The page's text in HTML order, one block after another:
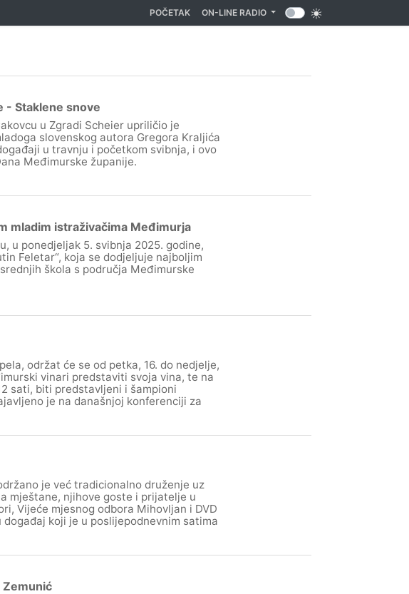
POČETAK(CURRENT)
ON-LINE RADIO
- Staklene snove
u Zgradi Scheier upriličio je
slovenskog autora Gregora Kraljića
u travnju i početkom svibnja, i ovo
Međimurske županije.
mladim istraživačima Međimurja
u ponedjeljak 5. svibnja 2025. godine,
Feletar“, koja se dodjeljuje najboljim
škola s područja Međimurske
održat će se od petka, 16. do nedjelje,
vinari predstaviti svoja vina, te na
sati, biti predstavljeni i šampioni
je na današnjoj konferenciji za
je već tradicionalno druženje uz
mještane, njihove goste i prijatelje u
Vijeće mjesnog odbora Mihovljan i DVD
koji je u poslijepodnevnim satima
Zemunić